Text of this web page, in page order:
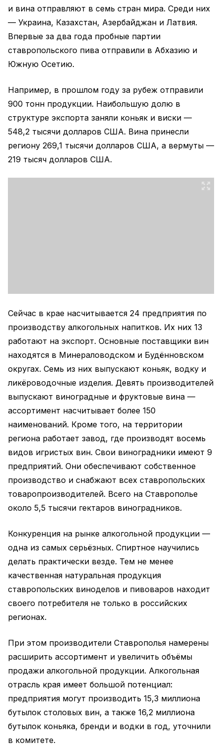
и вина отправляют в семь стран мира. Среди них
— Украина, Казахстан, Азербайджан и Латвия.
Впервые за два года пробные партии
ставропольского пива отправили в Абхазию и
Южную Осетию.
Например, в прошлом году за рубеж отправили
900 тонн продукции. Наибольшую долю в
структуре экспорта заняли коньяк и виски —
548,2 тысячи долларов США. Вина принесли
региону 269,1 тысячи долларов США, а вермуты —
219 тысяч долларов США.
Сейчас в крае насчитывается 24 предприятия по
производству алкогольных напитков. Их них 13
работают на экспорт. Основные поставщики вин
находятся в Минераловодском и Будённовском
округах. Семь из них выпускают коньяк, водку и
ликёроводочные изделия. Девять производителей
выпускают виноградные и фруктовые вина —
ассортимент насчитывает более 150
наименований. Кроме того, на территории
региона работает завод, где производят восемь
видов игристых вин. Свои виноградники имеют 9
предприятий. Они обеспечивают собственное
производство и снабжают всех ставропольских
товаропроизводителей. Всего на Ставрополье
около 5,5 тысячи гектаров виноградников.
Конкуренция на рынке алкогольной продукции —
одна из самых серьёзных. Спиртное научились
делать практически везде. Тем не менее
качественная натуральная продукция
ставропольских виноделов и пивоваров находит
своего потребителя не только в российских
регионах.
При этом производители Ставрополья намерены
расширить ассортимент и увеличить объёмы
продажи алкогольной продукции. Алкогольная
отрасль края имеет большой потенциал:
предприятия могут производить 15,3 миллиона
бутылок столовых вин, а также 16,2 миллиона
бутылок коньяка, бренди и водки в год, уточнили
в комитете.